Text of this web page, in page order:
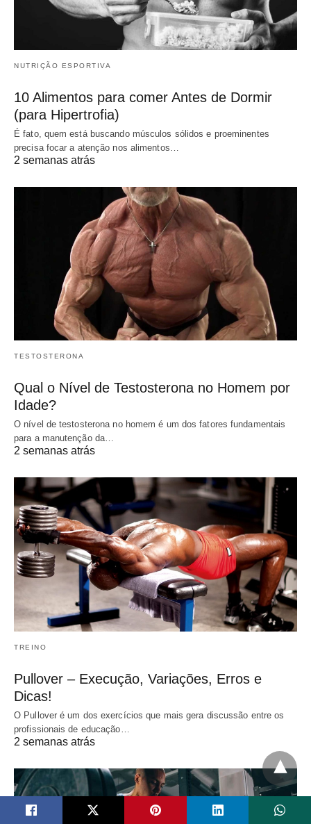
NUTRIÇÃO ESPORTIVA
10 Alimentos para comer Antes de Dormir
(para Hipertrofia)
É fato, quem está buscando músculos sólidos e proeminentes
precisa focar a atenção nos alimentos…
2 semanas atrás
TESTOSTERONA
Qual o Nível de Testosterona no Homem por
Idade?
O nível de testosterona no homem é um dos fatores fundamentais
para a manutenção da…
2 semanas atrás
TREINO
Pullover – Execução, Variações, Erros e
Dicas!
O Pullover é um dos exercícios que mais gera discussão entre os
profissionais de educação…
2 semanas atrás